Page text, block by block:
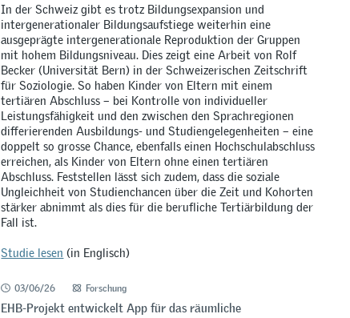
In der Schweiz gibt es trotz Bildungsexpansion und
intergenerationaler Bildungsaufstiege weiterhin eine
ausgeprägte intergenerationale Reproduktion der Gruppen
mit hohem Bildungsniveau. Dies zeigt eine Arbeit von Rolf
Becker (Universität Bern) in der Schweizerischen Zeitschrift
für Soziologie. So haben Kinder von Eltern mit einem
tertiären Abschluss – bei Kontrolle von individueller
Leistungsfähigkeit und den zwischen den Sprachregionen
differierenden Ausbildungs- und Studiengelegenheiten – eine
doppelt so grosse Chance, ebenfalls einen Hochschulabschluss
erreichen, als Kinder von Eltern ohne einen tertiären
Abschluss. Feststellen lässt sich zudem, dass die soziale
Ungleichheit von Studienchancen über die Zeit und Kohorten
stärker abnimmt als dies für die berufliche Tertiärbildung der
Fall ist.
Studie lesen (in Englisch)
03/06/26 Forschung
EHB-Projekt entwickelt App für das räumliche